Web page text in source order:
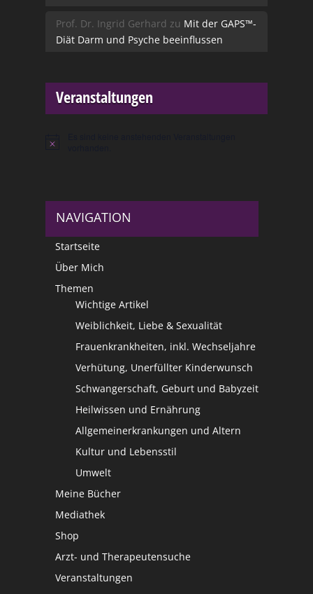
Prof. Dr. Ingrid Gerhard zu Mit der GAPS™-
Diät Darm und Psyche beeinflussen
Veranstaltungen
Hinweis
NAVIGATION
Startseite
Über Mich
Themen
Wichtige Artikel
Weiblichkeit, Liebe & Sexualität
Frauenkrankheiten, inkl. Wechseljahre
Verhütung, Unerfüllter Kinderwunsch
Schwangerschaft, Geburt und Babyzeit
Heilwissen und Ernährung
Allgemeinerkrankungen und Altern
Kultur und Lebensstil
Umwelt
Meine Bücher
Mediathek
Shop
Arzt- und Therapeutensuche
Veranstaltungen